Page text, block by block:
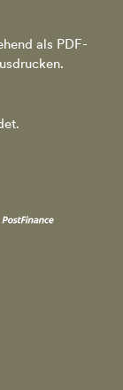
als PDF-